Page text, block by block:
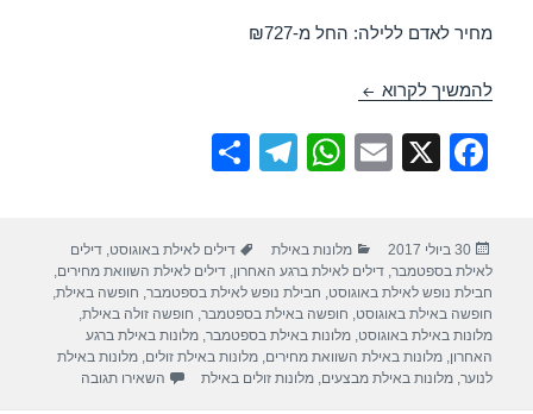
מחיר לאדם ללילה: החל מ-₪727
להמשיך לקרוא חופשה במלון ישרוטל אגמים – אילת 03/08/2017
F
e
b
o
o
X
E
W
s
A
p
p
T
gr
a
m
e
פורסם
בתאריך
30 ביולי 2017 קטגוריות
מלונות באילת תגיות
דילים לאילת באוגוסט ,דילים
לאילת בספטמבר ,דילים לאילת ברגע האחרון ,דילים לאילת השוואת מחירים
חבילת נופש לאילת באוגוסט חבילת נופש לאילת בספטמבר חופשה באילת
חופשה באילת באוגוסט חופשה באילת בספטמבר חופשה זולה באילת
מלונות באילת באוגוסט ,מלונות באילת בספטמבר ,מלונות באילת ברגע
האחרון ,מלונות באילת השוואת מחירים ,מלונות באילת זולים ,מלונות באילת
לנוער ,מלונות באילת מבצעים ,מלונות זולים באילת השאירו תגובה